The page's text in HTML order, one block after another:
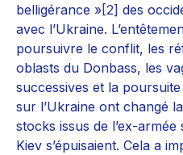
belligérance »[2] des
avec l’Ukraine.
poursuivre le conflit, les
oblasts du Donbass, les
successives et la
sur l’Ukraine ont changé
stocks issus de l’ex-
Kiev s’épuisaient. Cela a